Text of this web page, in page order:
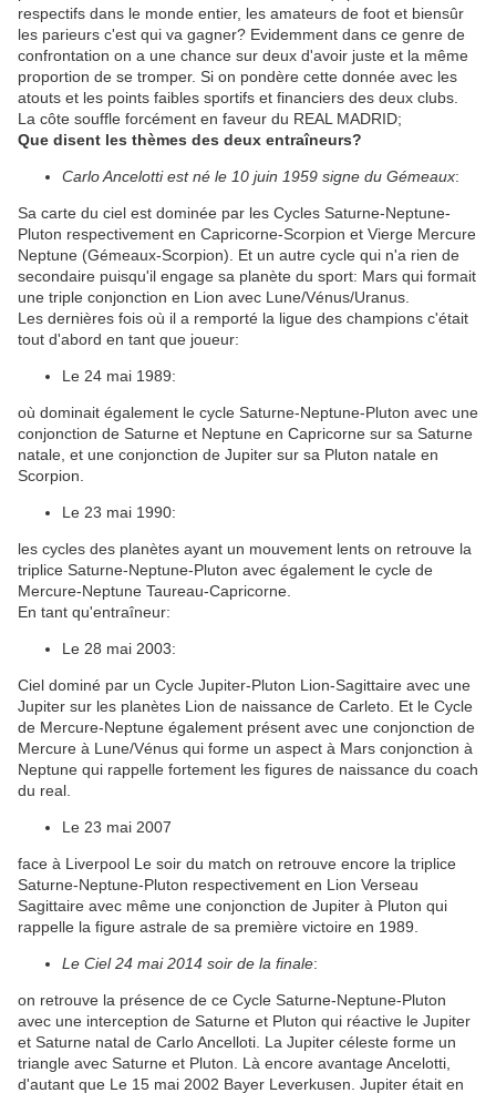
respectifs dans le monde entier, les amateurs de foot et biensûr
les parieurs c'est qui va gagner? Evidemment dans ce genre de
confrontation on a une chance sur deux d'avoir juste et la même
proportion de se tromper. Si on pondère cette donnée avec les
atouts et les points faibles sportifs et financiers des deux clubs.
La côte souffle forcément en faveur du REAL MADRID;
Que disent les thèmes des deux entraîneurs?
Carlo Ancelotti est né le 10 juin 1959 signe du Gémeaux:
Sa carte du ciel est dominée par les Cycles Saturne-Neptune-
Pluton respectivement en Capricorne-Scorpion et Vierge Mercure
Neptune (Gémeaux-Scorpion). Et un autre cycle qui n'a rien de
secondaire puisqu'il engage sa planète du sport: Mars qui formait
une triple conjonction en Lion avec Lune/Vénus/Uranus.
Les dernières fois où il a remporté la ligue des champions c'était
tout d'abord en tant que joueur:
Le 24 mai 1989:
où dominait également le cycle Saturne-Neptune-Pluton avec une
conjonction de Saturne et Neptune en Capricorne sur sa Saturne
natale, et une conjonction de Jupiter sur sa Pluton natale en
Scorpion.
Le 23 mai 1990:
les cycles des planètes ayant un mouvement lents on retrouve la
triplice Saturne-Neptune-Pluton avec également le cycle de
Mercure-Neptune Taureau-Capricorne.
En tant qu'entraîneur:
Le 28 mai 2003:
Ciel dominé par un Cycle Jupiter-Pluton Lion-Sagittaire avec une
Jupiter sur les planètes Lion de naissance de Carleto. Et le Cycle
de Mercure-Neptune également présent avec une conjonction de
Mercure à Lune/Vénus qui forme un aspect à Mars conjonction à
Neptune qui rappelle fortement les figures de naissance du coach
du real.
Le 23 mai 2007
face à Liverpool Le soir du match on retrouve encore la triplice
Saturne-Neptune-Pluton respectivement en Lion Verseau
Sagittaire avec même une conjonction de Jupiter à Pluton qui
rappelle la figure astrale de sa première victoire en 1989.
Le Ciel 24 mai 2014 soir de la finale:
on retrouve la présence de ce Cycle Saturne-Neptune-Pluton
avec une interception de Saturne et Pluton qui réactive le Jupiter
et Saturne natal de Carlo Ancelloti. La Jupiter céleste forme un
triangle avec Saturne et Pluton. Là encore avantage Ancelotti,
d'autant que Le 15 mai 2002 Bayer Leverkusen. Jupiter était en